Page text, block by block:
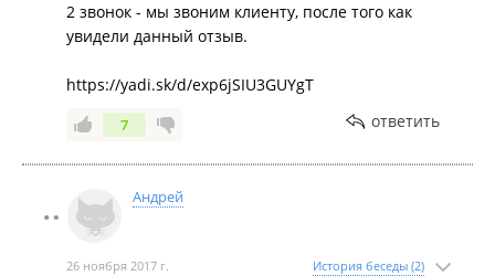
2 звонок - мы звоним клиенту, после того как
увидели данный отзыв.
https://yadi.sk/d/exp6jSIU3GUYgT
7 ответить
Андрей
26 ноября 2017 г. История беседы (2)